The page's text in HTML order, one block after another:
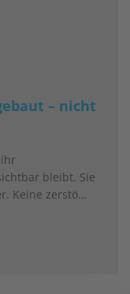
– nicht
bleibt. Sie
Keine zerstö…